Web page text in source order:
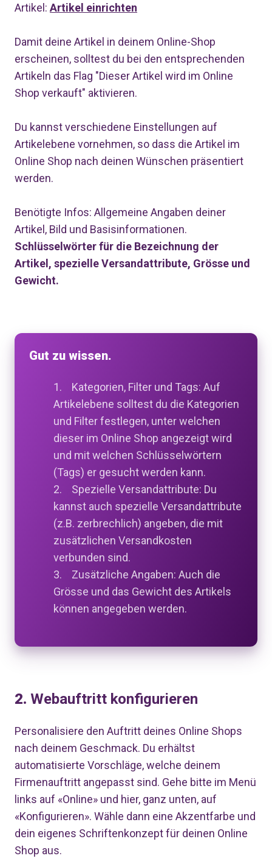
Artikel: Artikel einrichten
Damit deine Artikel in deinem Online-Shop
erscheinen, solltest du bei den entsprechenden
Artikeln das Flag "Dieser Artikel wird im Online
Shop verkauft" aktivieren.
Du kannst verschiedene Einstellungen auf
Artikelebene vornehmen, so dass die Artikel im
Online Shop nach deinen Wünschen präsentiert
werden.
Benötigte Infos: Allgemeine Angaben deiner
Artikel, Bild und Basisinformationen.
Schlüsselwörter für die Bezeichnung der
Artikel, spezielle Versandattribute, Grösse und
Gewicht.
Gut zu wissen.
1. Kategorien, Filter und Tags: Auf
Artikelebene solltest du die Kategorien
und Filter festlegen, unter welchen
dieser im Online Shop angezeigt wird
und mit welchen Schlüsselwörtern
(Tags) er gesucht werden kann.
2. Spezielle Versandattribute: Du
kannst auch spezielle Versandattribute
(z.B. zerbrechlich) angeben, die mit
zusätzlichen Versandkosten
verbunden sind.
3. Zusätzliche Angaben: Auch die
Grösse und das Gewicht des Artikels
können angegeben werden.
2. Webauftritt konfigurieren
Personalisiere den Auftritt deines Online Shops
nach deinem Geschmack. Du erhältst
automatisierte Vorschläge, welche deinem
Firmenauftritt angepasst sind. Gehe bitte im Menü
links auf «Online» und hier, ganz unten, auf
«Konfigurieren». Wähle dann eine Akzentfarbe und
dein eigenes Schriftenkonzept für deinen Online
Shop aus.